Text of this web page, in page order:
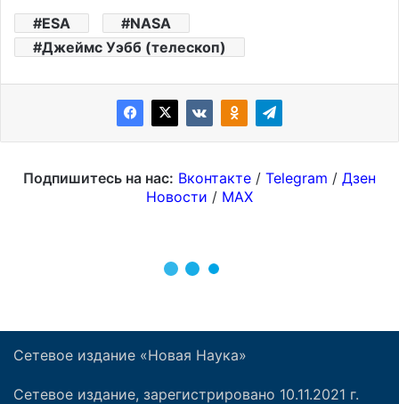
Сетевое издание «Новая Наука»
Сетевое издание, зарегистрировано 10.11.2021 г.